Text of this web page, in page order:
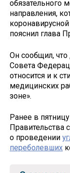
обязательного
направления,
пояснил глава
Он сообщил, что
Совета
относится и к
медицинских
зоне».
Ранее в
Правительства
о проведении
переболевших